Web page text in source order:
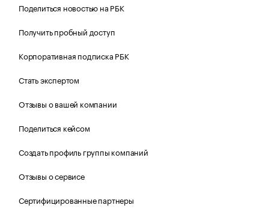
Поделиться новостью на РБК
Получить пробный доступ
Корпоративная подписка РБК
Стать экспертом
Отзывы о вашей компании
Поделиться кейсом
Создать профиль группы компаний
Отзывы о сервисе
Сертифицированные партнеры